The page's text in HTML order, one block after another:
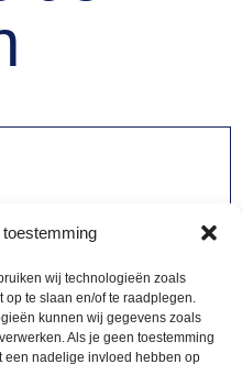
wij technologieën zoals
te slaan en/of te raadplegen.
kunnen wij gegevens zoals
Als je geen toestemming
een nadelige invloed hebben op